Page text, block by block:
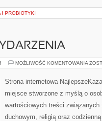
I PROBIOTYKI
MOŻLIWOŚĆ KOMENTOWANIA
Strona internetowa
miejsce stworzone z myślą o
wartościowych treści związanych
duchowym, religią oraz